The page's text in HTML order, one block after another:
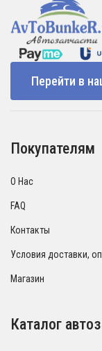
Перейти в
Покупателям
О Нас
FAQ
Контакты
Условия доставки,
Магазин
Каталог